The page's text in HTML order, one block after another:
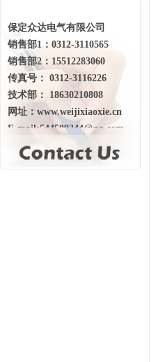
保定众达电气有限公司
销售部1：0312-3110565
销售部2：15512283060
传真号： 0312-3116226
技术部： 18630210808
网址： www.weijixiaoxie.cn
E-mail:544509344@qq.com